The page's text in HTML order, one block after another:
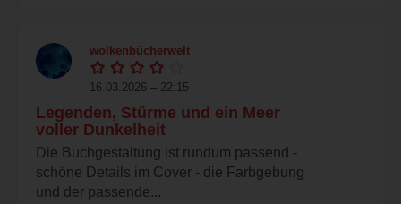
wolkenbücherwelt
16.03.2026 – 22:15
Legenden, Stürme und ein Meer
voller Dunkelheit
Die Buchgestaltung ist rundum passend -
schöne Details im Cover - die Farbgebung
und der passende...